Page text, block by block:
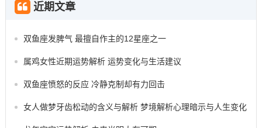
近期文章
双鱼座发脾气 最擅自作主的12星座之一
属鸡女性近期运势解析 运势变化与生活建议
双鱼座愤怒的反应 冷静克制却有力回击
女人做梦牙齿松动的含义与解析 梦境解析心理暗示与人生变化